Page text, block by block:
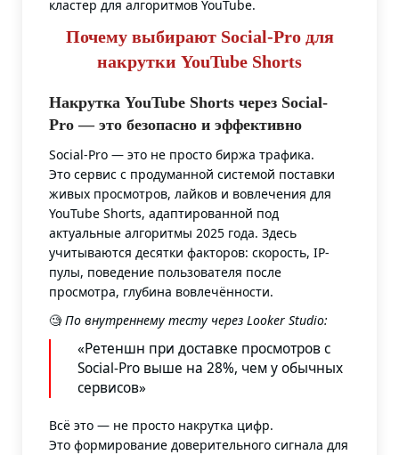
кластер для алгоритмов YouTube.
Почему выбирают Social-Pro для
накрутки YouTube Shorts
Накрутка YouTube Shorts через Social-
Pro — это безопасно и эффективно
Social-Pro — это не просто биржа трафика.
Это сервис с продуманной системой поставки
живых просмотров, лайков и вовлечения для
YouTube Shorts, адаптированной под
актуальные алгоритмы 2025 года. Здесь
учитываются десятки факторов: скорость, IP-
пулы, поведение пользователя после
просмотра, глубина вовлечённости.
🧐 По внутреннему тесту через Looker Studio:
«Ретеншн при доставке просмотров с
Social-Pro выше на 28%, чем у обычных
сервисов»
Всё это — не просто накрутка цифр.
Это формирование доверительного сигнала для